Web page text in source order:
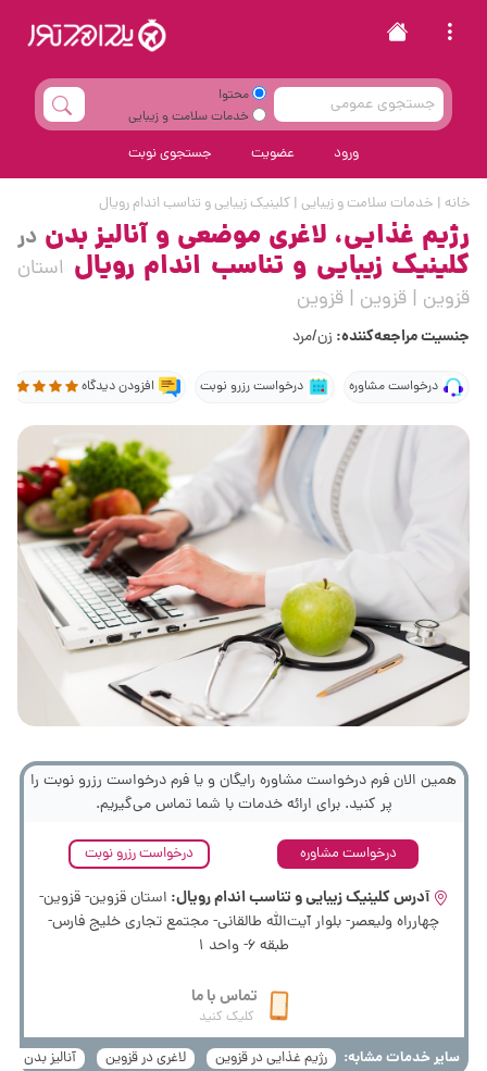
محتوا
خدمات سلامت و زیبایی
ورود عضویت جستجوی نوبت
خانه | خدمات سلامت و زیبایی |کلینیک زیبایی و تناسب اندام رویال
رژیم غذایی، لاغری موضعی و آنالیز بدن در
کلینیک زیبایی و تناسب اندام رویال استان
قزوین | قزوین | قزوین
جنسیت مراجعه‌کننده: زن/مرد
درخواست مشاوره درخواست رزرو نوبت افزودن دیدگاه
همین الان فرم درخواست مشاوره رایگان و یا فرم درخواست رزرو نوبت را
پر کنید. برای ارائه خدمات با شما تماس می‌گیریم.
درخواست مشاوره درخواست رزرو نوبت
آدرس کلینیک زیبایی و تناسب اندام رویال: استان قزوین- قزوین-
چهارراه ولیعصر- بلوار آیت‌الله طالقانی- مجتمع تجاری خلیج فارس-
طبقه 6- واحد 1
تماس با ما
کلیک کنید
سایر خدمات مشابه: رژیم غذایی در قزوین لاغری در قزوین آنالیز بدن در